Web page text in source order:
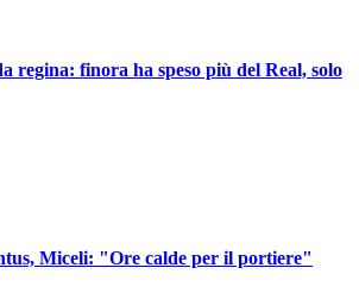
regina: finora ha speso più del Real, solo
Miceli: "Ore calde per il portiere"